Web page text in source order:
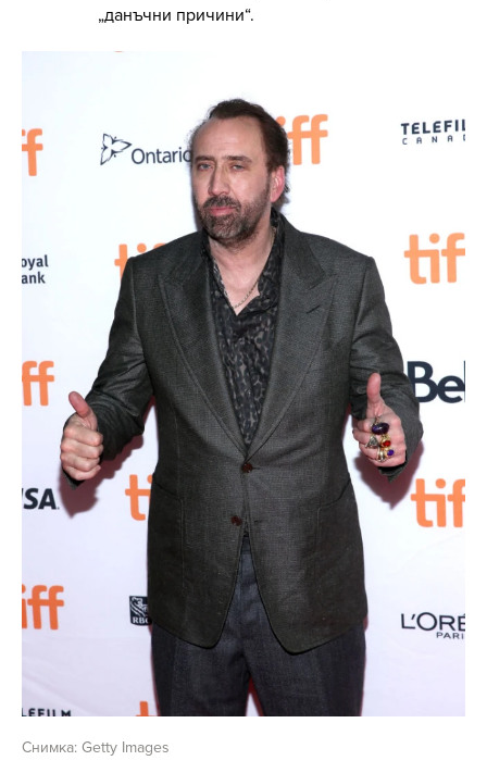
„данъчни причини“.
Снимка: Getty Images